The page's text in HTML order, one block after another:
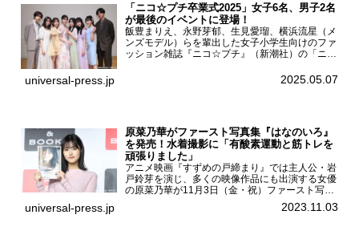
「ニコ☆プチ卒業式2025」女子6名、男子2名
が最後のイベントに登場！
飯豊まりえ、永野芽郁、生見愛瑠、横浜流星（メ
ンズモデル）らを輩出した女子小学生向けのファ
ッション雑誌『ニコ☆プチ』（新潮社）の「ニコ
モード学園コクーンタワーで開催され、卒業モデ
universal-press.jp 2025.05.07
原菜乃華がファースト写真集『はなのいろ』
を発売！水着撮影に「有酸素運動と筋トレを
頑張りました」
アニメ映画『すずめの戸締まり』では主人公・岩
戸鈴芽を演じ、多くの映像作品にも出演する女優
の原菜乃華が11月3日（金・祝）ファースト写真
集『はなのいろ』発売記念イベントを
HMV&BOOKS SHIBUYAで開催した。原菜乃華フ
universal-press.jp 2023.11.03